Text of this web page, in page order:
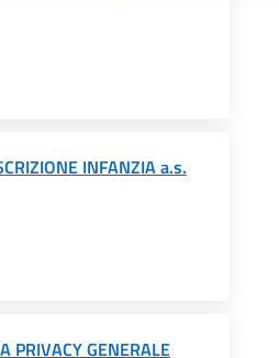
INFANZIA a.s.
PRIVACY GENERALE